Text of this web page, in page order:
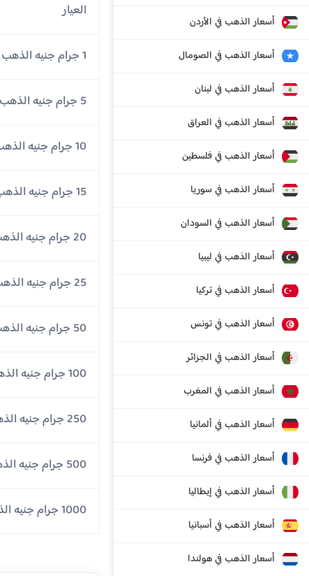
أسعار الذهب في الأردن
أسعار الذهب في الصومال
أسعار الذهب في لبنان
أسعار الذهب في العراق
أسعار الذهب في فلسطين
أسعار الذهب في سوريا
أسعار الذهب في السودان
أسعار الذهب في ليبيا
أسعار الذهب في تركيا
أسعار الذهب في تونس
أسعار الذهب في الجزائر
أسعار الذهب في المغرب
أسعار الذهب في ألمانيا
أسعار الذهب في فرنسا
أسعار الذهب في إيطاليا
أسعار الذهب في أسبانيا
أسعار الذهب في هولندا
العيار
1 جرام جنيه الذهب
5 جرام جنيه الذهب
10 جرام جنيه الذهب
15 جرام جنيه الذهب
20 جرام جنيه الذهب
25 جرام جنيه الذهب
50 جرام جنيه الذهب
100 جرام جنيه الذهب
250 جرام جنيه الذهب
500 جرام جنيه الذهب
1000 جرام جنيه الذهب